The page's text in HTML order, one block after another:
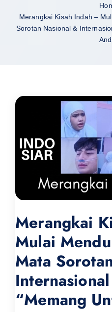
Merangkai Kisah Indah –
Sorotan Nasional &
Merangkai
Mulai
Mata
“Memang